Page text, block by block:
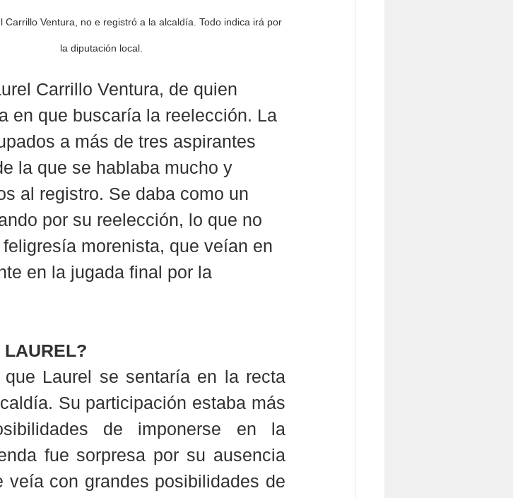
Carrillo Ventura, no e registró a la alcaldía. Todo indica irá por
la diputación local.
Carrillo Ventura, de quien
en que buscaría la reelección. La
a más de tres aspirantes
la que se hablaba mucho y
al registro. Se daba como un
por su reelección, lo que no
morenista, que veían en
en la jugada final por la
LAUREL?
Laurel se sentaría en la recta
Su participación estaba más
de imponerse en la
fue sorpresa por su ausencia
con grandes posibilidades de